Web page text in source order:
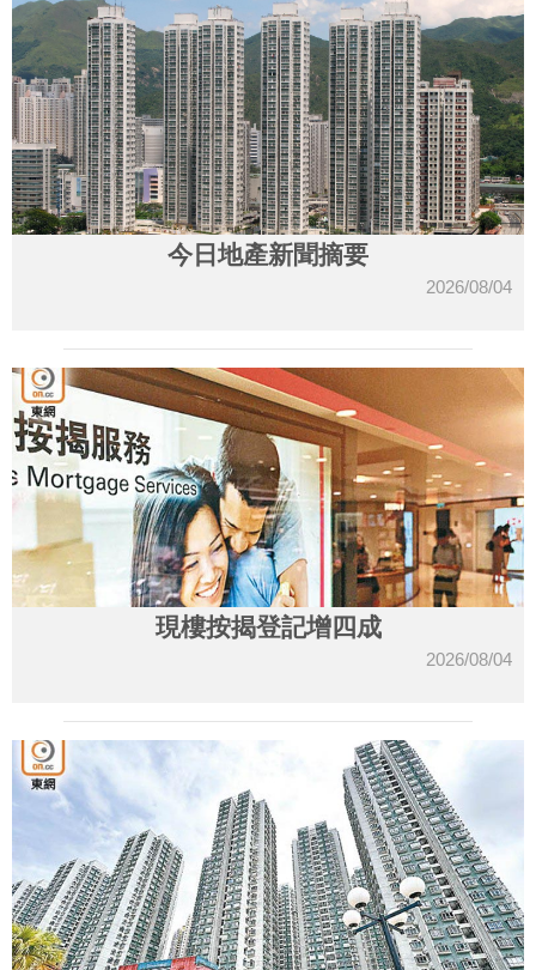
今日地產新聞摘要
2026/08/04
現樓按揭登記增四成
2026/08/04